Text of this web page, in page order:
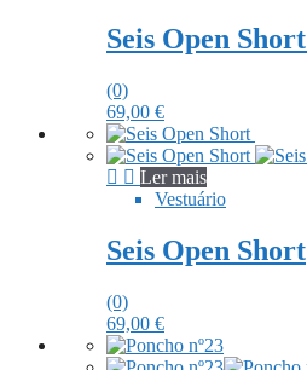
Seis Open Short
(0)
69,00 €
Ler mais
Vestuário
Seis Open Short
(0)
69,00 €